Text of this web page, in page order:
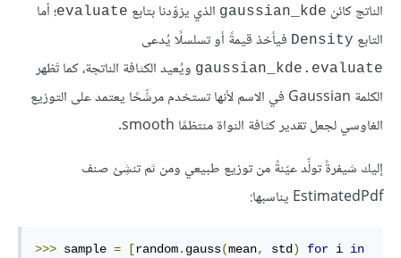
الناتج كائن gaussian_kde الذي يزوِّدنا بتابع evaluate؛ أما
التابع Density فيأخذ قيمةً أو تسلسلًا يُدعى
gaussian_kde.evaluate ويُعيد الكثافة الناتجة، كما تَظهر
الكلمة Gaussian في الاسم لأنها تستخدم مرشِّحًا يعتمد على التوزيع
الغاوسي لجعل تقدير كثافة النواة منتظمًا smooth.
إليك شيفرةً تولِّد عيّنةً من توزيع طبيعي ومن ثم تنشِئ صنف
EstimatedPdf يناسبها:
>>> sample = [random. gauss(mean, std) for i in